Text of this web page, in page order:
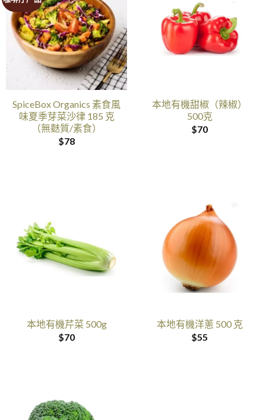
SpiceBox Organics 素食風
味夏季芽菜沙律 185 克
（無麩質/素食）
$78
本地有機甜椒（辣椒）
500克
$70
本地有機芹菜 500g
$70
本地有機洋蔥 500 克
$55